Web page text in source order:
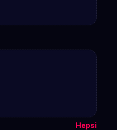
Hepsi